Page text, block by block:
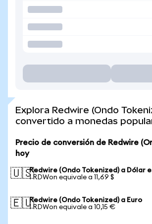
Explora Redwire (Ondo
convertido a monedas
Precio de conversión de Redwire
hoy
🇺🇸Redwire (Ondo Tokenized) a Dólar
1 RDWon equivale a 11,69 $
🇪🇺Redwire (Ondo Tokenized) a Euro
1 RDWon equivale a 10,15 €